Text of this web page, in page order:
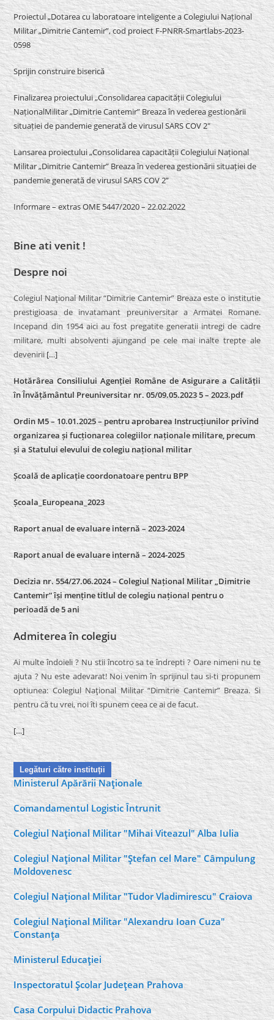
Proiectul „Dotarea cu laboratoare inteligente a Colegiului Național
Militar „Dimitrie Cantemir”, cod proiect F-PNRR-Smartlabs-2023-
0598
Sprijin construire biserică
Finalizarea proiectului „Consolidarea capacității Colegiului
NaționalMilitar „Dimitrie Cantemir” Breaza în vederea gestionării
situației de pandemie generată de virusul SARS COV 2″
Lansarea proiectului „Consolidarea capacității Colegiului Național
Militar „Dimitrie Cantemir” Breaza în vederea gestionării situației de
pandemie generată de virusul SARS COV 2”
Informare – extras OME 5447/2020 – 22.02.2022
Bine ati venit !
Despre noi
Colegiul Naţional Militar “Dimitrie Cantemir” Breaza este o institutie
prestigioasa de invatamant preuniversitar a Armatei Romane.
Incepand din 1954 aici au fost pregatite generatii intregi de cadre
militare, multi absolventi ajungand pe cele mai inalte trepte ale
devenirii[…]
Hotărârea Consiliului Agenției Române de Asigurare a Calității
în Învățământul Preuniversitar nr. 05/09.05.2023 5 – 2023.pdf
Ordin M5 – 10.01.2025 – pentru aprobarea Instrucțiunilor privind
organizarea și fucționarea colegiilor naționale militare, precum
și a Statului elevului de colegiu național militar
Școală de aplicație coordonatoare pentru BPP
Școala_Europeana_2023
Raport anual de evaluare internă – 2023-2024
Raport anual de evaluare internă –2024-2025
Decizia nr. 554/27.06.2024 – Colegiul Național Militar „Dimitrie
Cantemir” își menține titlul de colegiu național pentru o
perioadă de 5 ani
Admiterea în colegiu
Ai multe îndoieli ? Nu stii încotro sa te îndrepti ? Oare nimeni nu te
ajuta ? Nu este adevarat! Noi venim în sprijinul tau si-ti propunem
optiunea: Colegiul Naţional Militar “Dimitrie Cantemir” Breaza. Si
pentru că tu vrei, noi îti spunem ceea ce ai de facut.
[…]
Legături către instituţii
Ministerul Apărării Naţionale
Comandamentul Logistic Întrunit
Colegiul Naţional Militar "Mihai Viteazul" Alba Iulia
Colegiul Naţional Militar "Ştefan cel Mare" Câmpulung
Moldovenesc
Colegiul Naţional Militar "Tudor Vladimirescu" Craiova
Colegiul Naţional Militar "Alexandru Ioan Cuza"
Constanţa
Ministerul Educaţiei
Inspectoratul Şcolar Judeţean Prahova
Casa Corpului Didactic Prahova